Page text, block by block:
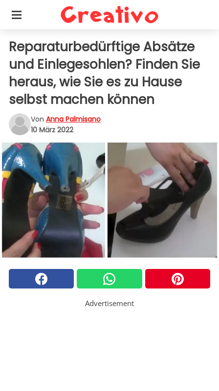
Reparaturbedürftige Absätze
und Einlegesohlen? Finden Sie
heraus, wie Sie es zu Hause
selbst machen können
Von Anna Palmisano
10 März 2022
Advertisement